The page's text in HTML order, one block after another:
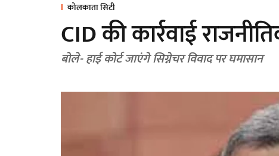
कोलकाता सिटी
CID की कार्रवाई
बोले- हाई कोर्ट जाएंगे सिग्नेचर विवाद पर घमासान